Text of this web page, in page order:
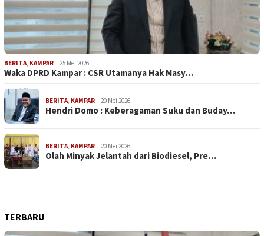
BERITA, KAMPAR 25 Mei 2026
Waka DPRD Kampar : CSR Utamanya Hak Masy…
BERITA, KAMPAR 20 Mei 2026
Hendri Domo : Keberagaman Suku dan Buday…
BERITA, KAMPAR 20 Mei 2026
Olah Minyak Jelantah dari Biodiesel, Pre…
TERBARU